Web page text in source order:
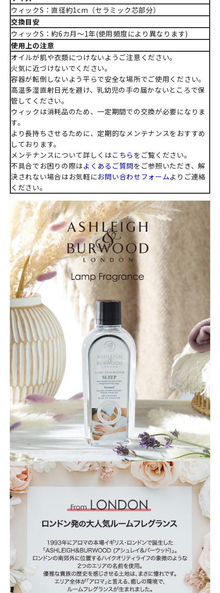
ウィックS：直径約1cm（セラミック芯部分）
交換目安
ウィックS：約6カ月～1年(使用頻度により異なります)
使用上の注意
オイルが肌や衣類につけないようご注意ください。
火気に近づけないでください。
容器が転倒しないよう平らで安全な場所でご使用ください。
高温多湿直射日光を避け、乳幼児の手の届かないところで保
管してください。
ウィックは消耗品のため、一定期間での交換が必要になりま
す。
より長持ちさせるために、定期的なメンテナンスをおすすめ
しております。
メンテナンスについて詳しくはこちら をご覧ください。
不具合でお困りの際はよくあるご質問をご参照いただき、解
決されない場合はお気軽にお問い合わせフォームよりご連絡
ください。